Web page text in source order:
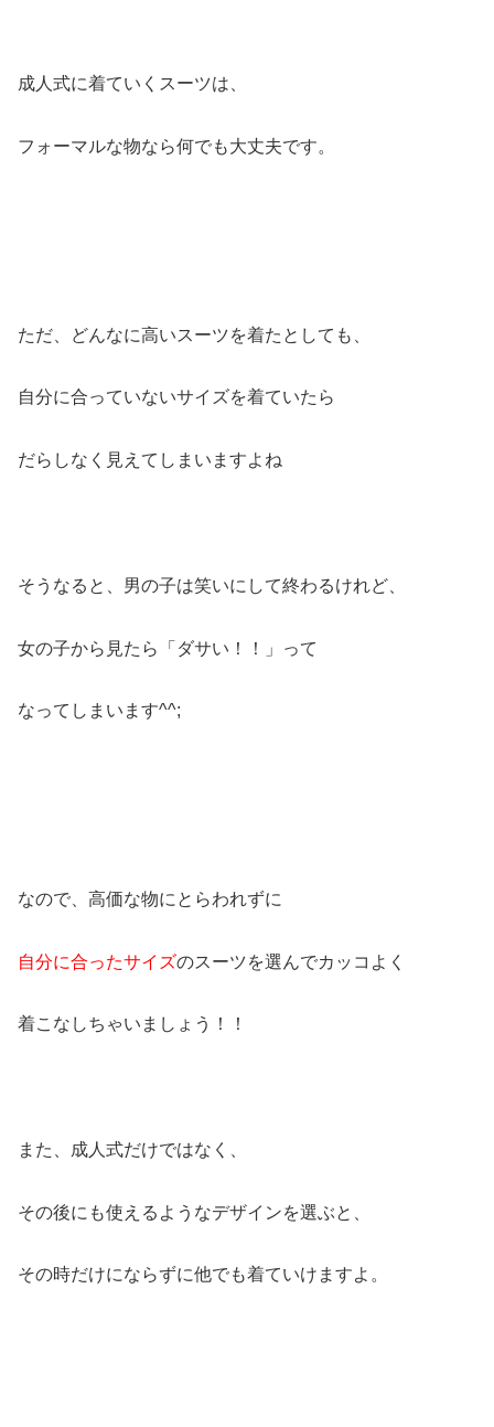
成人式に着ていくスーツは、
フォーマルな物なら何でも大丈夫です。
ただ、どんなに高いスーツを着たとしても、
自分に合っていないサイズを着ていたら
だらしなく見えてしまいますよね
そうなると、男の子は笑いにして終わるけれど、
女の子から見たら「ダサい！！」って
なってしまいます^^;
なので、高価な物にとらわれずに
自分に合ったサイズのスーツを選んでカッコよく
着こなしちゃいましょう！！
また、成人式だけではなく、
その後にも使えるようなデザインを選ぶと、
その時だけにならずに他でも着ていけますよ。